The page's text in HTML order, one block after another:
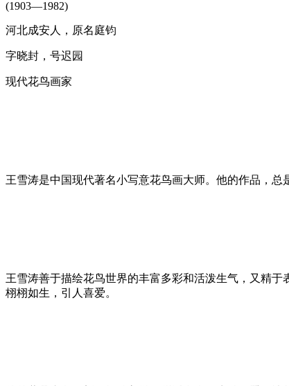
(1903—1982)
河北成安人，原名庭钧
字晓封，号迟园
现代花鸟画家
王雪涛是中国现代著名小写意花鸟画大师。他的作品，总
王雪涛善于描绘花鸟世界的丰富多彩和活泼生气，又精
栩栩如生，引人喜爱。